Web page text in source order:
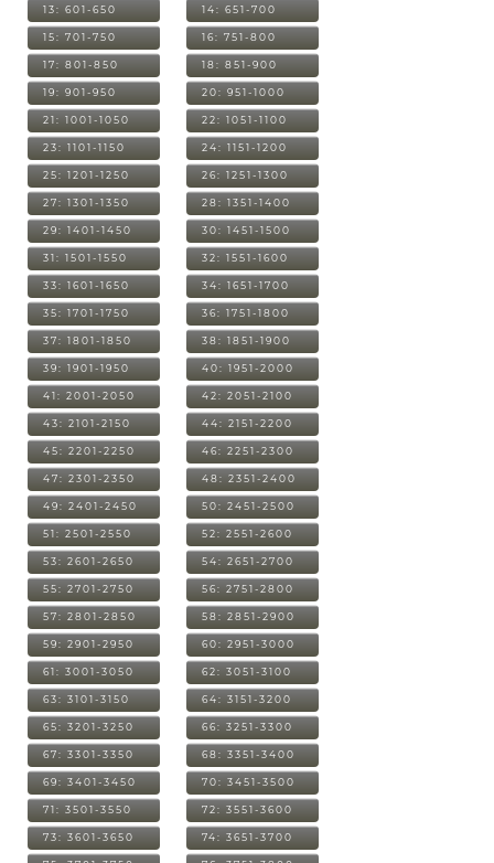
13: 601-650 14: 651-700
15: 701-750 16: 751-800
17: 801-850 18: 851-900
19: 901-950 20: 951-1000
21: 1001-1050 22: 1051-1100
23: 1101-1150 24: 1151-1200
25: 1201-1250 26: 1251-1300
27: 1301-1350 28: 1351-1400
29: 1401-1450 30: 1451-1500
31: 1501-1550 32: 1551-1600
33: 1601-1650 34: 1651-1700
35: 1701-1750 36: 1751-1800
37: 1801-1850 38: 1851-1900
39: 1901-1950 40: 1951-2000
41: 2001-2050 42: 2051-2100
43: 2101-2150 44: 2151-2200
45: 2201-2250 46: 2251-2300
47: 2301-2350 48: 2351-2400
49: 2401-2450 50: 2451-2500
51: 2501-2550 52: 2551-2600
53: 2601-2650 54: 2651-2700
55: 2701-2750 56: 2751-2800
57: 2801-2850 58: 2851-2900
59: 2901-2950 60: 2951-3000
61: 3001-3050 62: 3051-3100
63: 3101-3150 64: 3151-3200
65: 3201-3250 66: 3251-3300
67: 3301-3350 68: 3351-3400
69: 3401-3450 70: 3451-3500
71: 3501-3550 72: 3551-3600
73: 3601-3650 74: 3651-3700